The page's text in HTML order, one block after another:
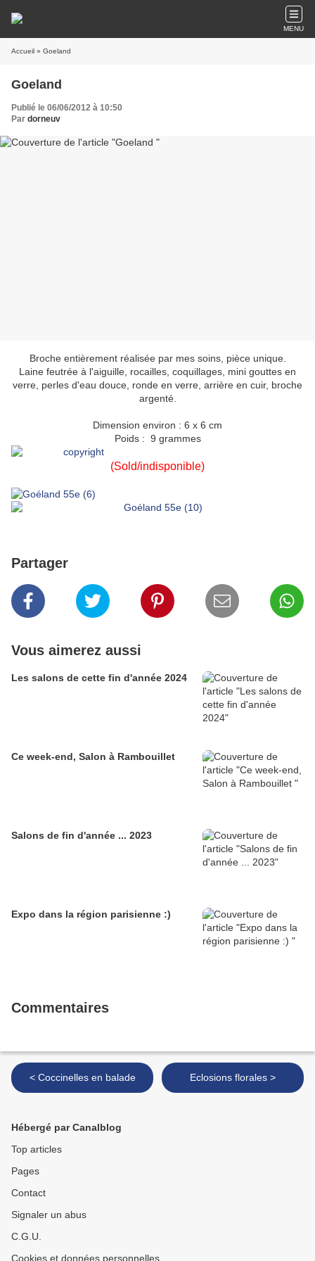
MENU
Accueil » Goeland
Goeland
Publié le 06/06/2012 à 10:50
Par dorneuv
Broche entièrement réalisée par mes soins, pièce unique.
Laine feutrée à l'aiguille, rocailles, coquillages, mini gouttes en
verre, perles d'eau douce, ronde en verre, arrière en cuir, broche
argenté.
Dimension environ : 6 x 6 cm
Poids : 9 grammes
(Sold/indisponible)
Partager
Vous aimerez aussi
Les salons de cette fin d'année 2024
Ce week-end, Salon à Rambouillet
Salons de fin d'année ... 2023
Expo dans la région parisienne :)
Commentaires
< Coccinelles en balade Eclosions florales >
Hébergé par Canalblog
Top articles
Pages
Contact
Signaler un abus
C.G.U.
Cookies et données personnelles